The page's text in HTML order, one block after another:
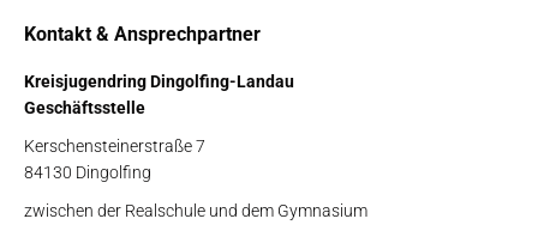
Kontakt & Ansprechpartner
Kreisjugendring Dingolfing-Landau
Geschäftsstelle
Kerschensteinerstraße 7
84130 Dingolfing
zwischen der Realschule und dem Gymnasium